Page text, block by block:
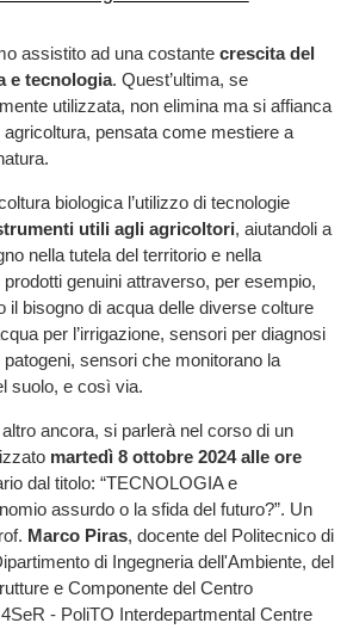
assistito ad una costante crescita del
e tecnologia. Quest’ultima, se
utilizzata, non elimina ma si affianca
agricoltura, pensata come mestiere a
biologica l’utilizzo di tecnologie
utili agli agricoltori, aiutandoli a
nella tutela del territorio e nella
genuini attraverso, per esempio,
il bisogno di acqua delle diverse colture
per l’irrigazione, sensori per diagnosi
sensori che monitorano la
suolo, e così via.
ancora, si parlerà nel corso di un
martedì 8 ottobre 2024 alle ore
dal titolo: “TECNOLOGIA e
assurdo o la sfida del futuro?”. Un
Marco Piras, docente del Politecnico di
di Ingegneria dell'Ambiente, del
e Componente del Centro
- PoliTO Interdepartmental Centre